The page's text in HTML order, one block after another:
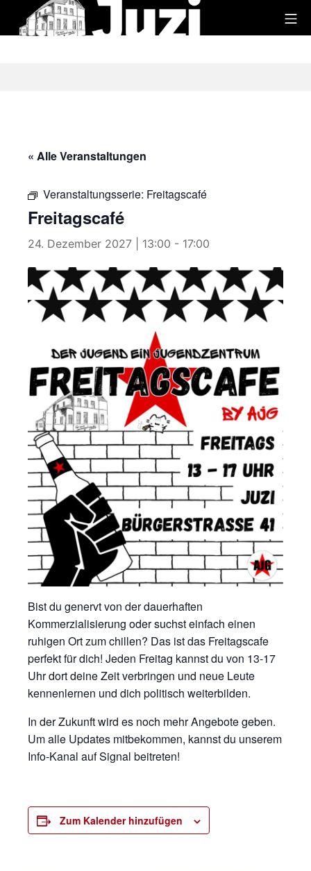
Inhalt
« Alle Veranstaltungen
Veranstaltungsserie: Freitagscafé
Freitagscafé
24. Dezember 2027 | 13:00 - 17:00
Bist du genervt von der dauerhaften
Kommerzialisierung oder suchst einfach einen
ruhigen Ort zum chillen? Das ist das Freitagscafe
perfekt für dich! Jeden Freitag kannst du von 13-17
Uhr dort deine Zeit verbringen und neue Leute
kennenlernen und dich politisch weiterbilden.
In der Zukunft wird es noch mehr Angebote geben.
Um alle Updates mitbekommen, kannst du unserem
Info-Kanal auf Signal beitreten!
Zum Kalender hinzufügen